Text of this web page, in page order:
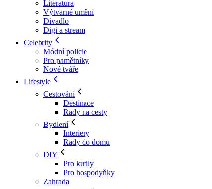
Literatura
Výtvarné umění
Divadlo
Digi a stream
Celebrity
Módní policie
Pro pamětníky
Nové tváře
Lifestyle
Cestování
Destinace
Rady na cesty
Bydlení
Interiery
Rady do domu
DIY
Pro kutily
Pro hospodyňky
Zahrada